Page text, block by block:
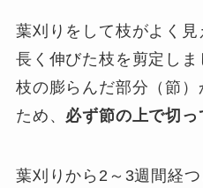
葉刈りをして枝がよく見
長く伸びた枝を剪定しま
枝の膨らんだ部分（節
ため、 必ず節の上で切っ
葉刈りから2～3週間経